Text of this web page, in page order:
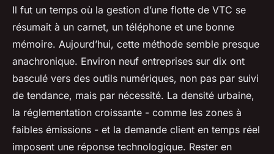
Améliorez la gestion de votre
VTC grâce à Droovi
Orion•09/06/2026 15:23•8 min de lecture
Il fut un temps où la gestion d’une flotte de VTC se
résumait à un carnet, un téléphone et une bonne
mémoire. Aujourd’hui, cette méthode semble presque
anachronique. Environ neuf entreprises sur dix ont
basculé vers des outils numériques, non pas par suivi
de tendance, mais par nécessité. La densité urbaine,
la réglementation croissante - comme les zones à
faibles émissions - et la demande client en temps réel
imposent une réponse technologique. Rester en